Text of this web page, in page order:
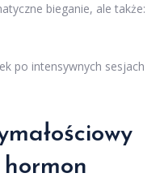
bieganie, ale także:
po intensywnych sesjach